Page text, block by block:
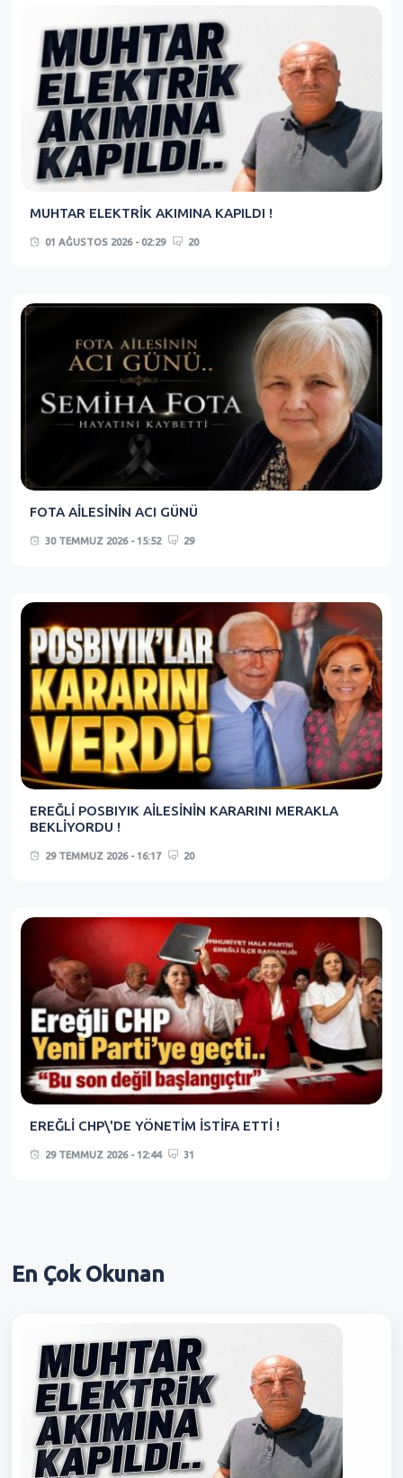
MUHTAR ELEKTRİK AKIMINA KAPILDI !
01 AĞUSTOS 2026 - 02:29 20
FOTA AİLESİNİN ACI GÜNÜ
30 TEMMUZ 2026 - 15:52 29
EREĞLİ POSBIYIK AİLESİNİN KARARINI MERAKLA
BEKLİYORDU !
29 TEMMUZ 2026 - 16:17 20
EREĞLİ CHP\'DE YÖNETİM İSTİFA ETTİ !
29 TEMMUZ 2026 - 12:44 31
En ÇokOkunan